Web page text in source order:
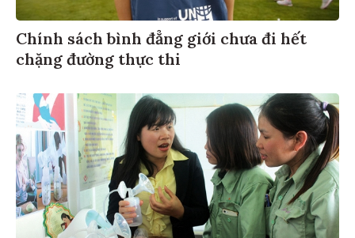
Chính sách bình đẳng giới chưa đi hết
chặng đường thực thi